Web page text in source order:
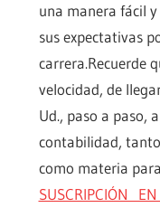
una manera fácil
sus expectativas
carrera.Recuerde
velocidad, de
Ud., paso a paso,
contabilidad,
como materia
SUSCRIPCIÓN